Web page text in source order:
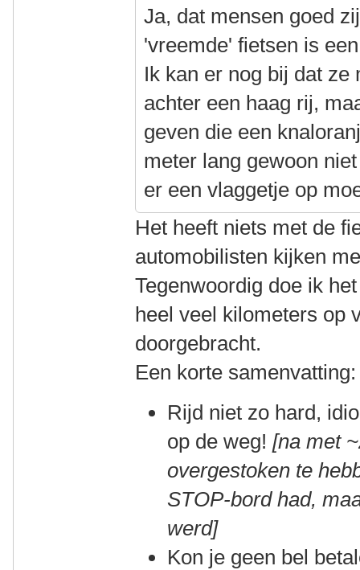
Ja, dat mensen goed
'vreemde' fietsen is
Ik kan er nog bij dat
achter een haag rij,
geven die een
meter lang gewoon
er een vlaggetje op
Het heeft niets met de
automobilisten kijken
Tegenwoordig doe ik
heel veel kilometers op
doorgebracht.
Een korte samenvatting:
Rijd niet zo hard,
op de weg![na met
overgestoken te
STOP-bord had,
werd]
Kon je geen bel